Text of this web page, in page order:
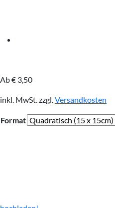
Ab€ 3,50
inkl. MwSt.zzgl.Versandkosten
Format